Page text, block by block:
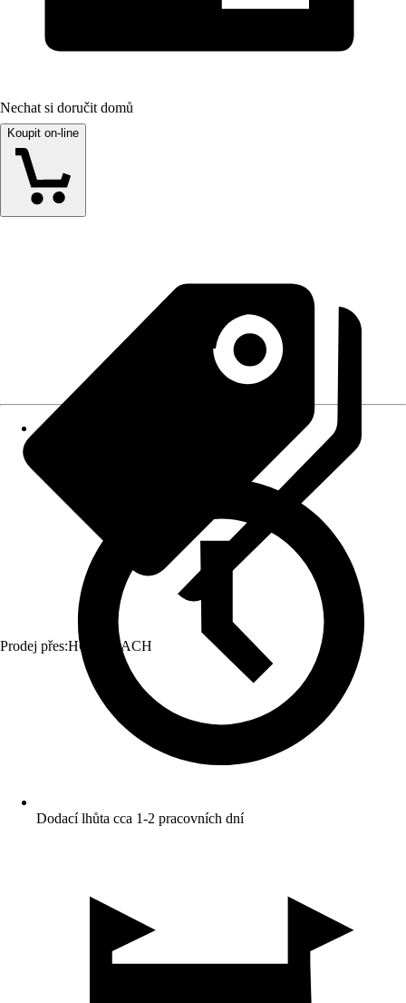
Nechat si doručit domů
Koupit on-line
Prodej přes:HORNBACH
Dodací lhůta cca 1-2 pracovních dní